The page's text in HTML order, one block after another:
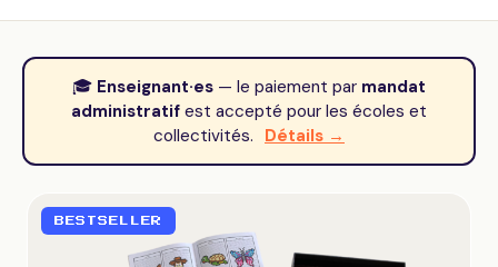
🎓 Enseignant·es — le paiement par mandat
administratif est accepté pour les écoles et
collectivités. Détails →
BESTSELLER